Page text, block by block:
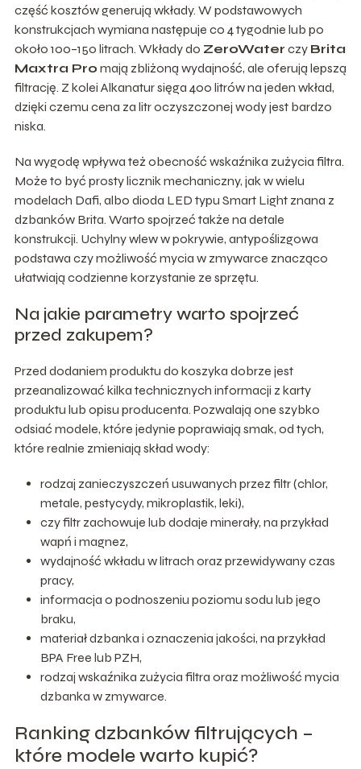
część kosztów generują wkłady. W podstawowych
konstrukcjach wymiana następuje co 4 tygodnie lub po
około 100–150 litrach. Wkłady do ZeroWater czy Brita
Maxtra Pro mają zbliżoną wydajność, ale oferują lepszą
filtrację. Z kolei Alkanatur sięga 400 litrów na jeden wkład,
dzięki czemu cena za litr oczyszczonej wody jest bardzo
niska.
Na wygodę wpływa też obecność wskaźnika zużycia filtra.
Może to być prosty licznik mechaniczny, jak w wielu
modelach Dafi, albo dioda LED typu Smart Light znana z
dzbanków Brita. Warto spojrzeć także na detale
konstrukcji. Uchylny wlew w pokrywie, antypoślizgowa
podstawa czy możliwość mycia w zmywarce znacząco
ułatwiają codzienne korzystanie ze sprzętu.
Na jakie parametry warto spojrzeć
przed zakupem?
Przed dodaniem produktu do koszyka dobrze jest
przeanalizować kilka technicznych informacji z karty
produktu lub opisu producenta. Pozwalają one szybko
odsiać modele, które jedynie poprawiają smak, od tych,
które realnie zmieniają skład wody:
rodzaj zanieczyszczeń usuwanych przez filtr (chlor,
metale, pestycydy, mikroplastik, leki),
czy filtr zachowuje lub dodaje minerały, na przykład
wapń i magnez,
wydajność wkładu w litrach oraz przewidywany czas
pracy,
informacja o podnoszeniu poziomu sodu lub jego
braku,
materiał dzbanka i oznaczenia jakości, na przykład
BPA Free lub PZH,
rodzaj wskaźnika zużycia filtra oraz możliwość mycia
dzbanka w zmywarce.
Ranking dzbanków filtrujących –
które modele warto kupić?